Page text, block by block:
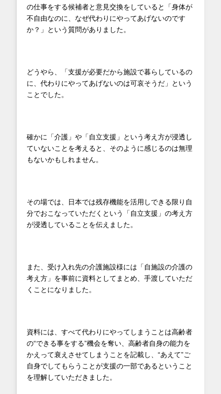
の仕事をする候補者と意見交換をしていると「身体が
不自由なのに、なぜ代わりにやってあげないのです
か？」という質問がありました。
どうやら、「支援が必要だから施設で暮らしているの
に、代わりにやってあげないのは可哀そうだ」という
ことでした。
確かに「介護」や「自立支援」という考え方が浸透し
ていないことを考えると、そのように感じるのは無理
もないかもしれません。
その場では、日本では残存機能を活用しできる限り自
分でおこなっていただくという「自立支援」の考え方
が浸透していることを伝えました。
また、受け入れ先の介護施設様には「自施設の介護の
考え方」を事前に資料としてまとめ、手渡していただ
くことになりました。
資料には、すべて代わりにやってしまうことは高齢者
の“できる事をする”機会を奪い、高齢者自身の能力を
かえって衰えさせてしまうことを記載し、“あえて”ご
自身でしてもらうことが支援の一部であるということ
を理解していただきました。